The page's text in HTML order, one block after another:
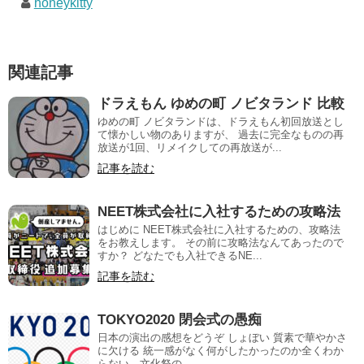
関連記事
ドラえもん ゆめの町 ノビタランド 比較
ゆめの町 ノビタランドは、ドラえもん初回放送とし
て懐かしい物のありますが、 過去に完全なものの再
放送が1回、リメイクしての再放送が...
記事を読む
NEET株式会社に入社するための攻略法
はじめに NEET株式会社に入社するための、攻略法
をお教えします。 その前に攻略法なんてあったので
すか？ どなたでも入社できるNE...
記事を読む
TOKYO2020 閉会式の愚痴
日本の演出の感想をどうぞ しょぼい 質素で華やかさ
に欠ける 統一感がなく何がしたかったのか全くわか